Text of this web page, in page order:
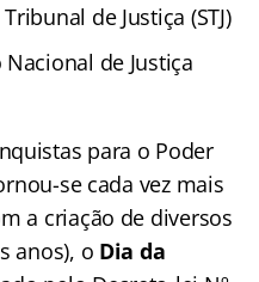
de Justiça (STJ)
de Justiça
para o Poder
se cada vez mais
a criação de diversos
anos), o Dia da